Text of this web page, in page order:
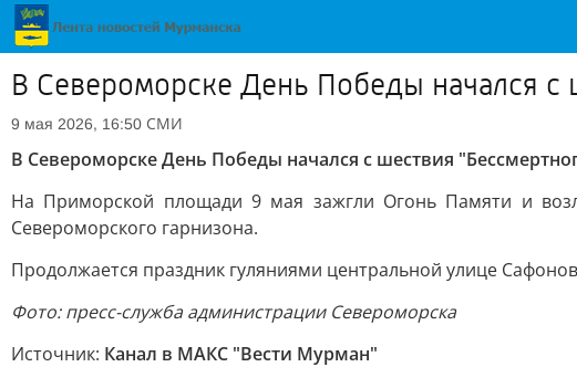
В Североморске День Победы начался с
9 мая 2026, 16:50 СМИ
В Североморске День Победы начался с шествия
На Приморской площади 9 мая зажгли Огонь Памяти и
Североморского гарнизона.
Продолжается праздник гуляниями центральной улице
Фото: пресс-служба администрации Североморска
Источник: Канал в МАКС "Вести Мурман"